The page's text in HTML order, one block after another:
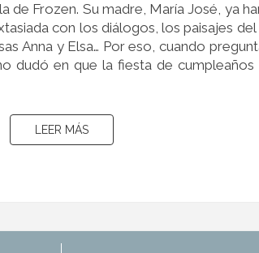
MARTINA:
UN
SUEÑO
de Frozen. Su madre, María José, ya
con los diálogos, los paisajes
Anna y Elsa… Por eso, cuando
dudó en que la fiesta de cumpleaños
LEER MÁSLEER MÁS